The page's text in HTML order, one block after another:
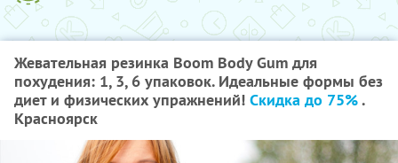
Жевательная резинка Boom Body Gum для
похудения: 1, 3, 6 упаковок. Идеальные формы без
диет и физических упражнений! Скидка до 75%.
Красноярск